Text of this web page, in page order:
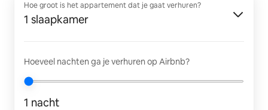
Hoe groot is het appartement dat je gaat verhuren?
1 slaapkamer
Hoeveel nachten ga je verhuren op Airbnb?
1 nacht